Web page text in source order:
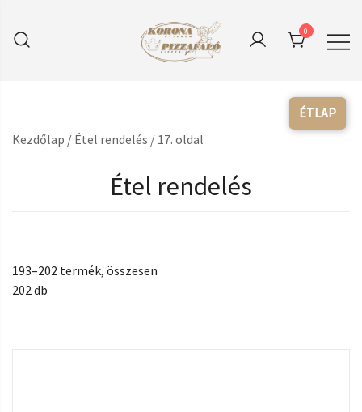
content
0
Kezdőlap / Étel rendelés / 17. oldal
Étel rendelés
193–202 termék, összesen
202 db